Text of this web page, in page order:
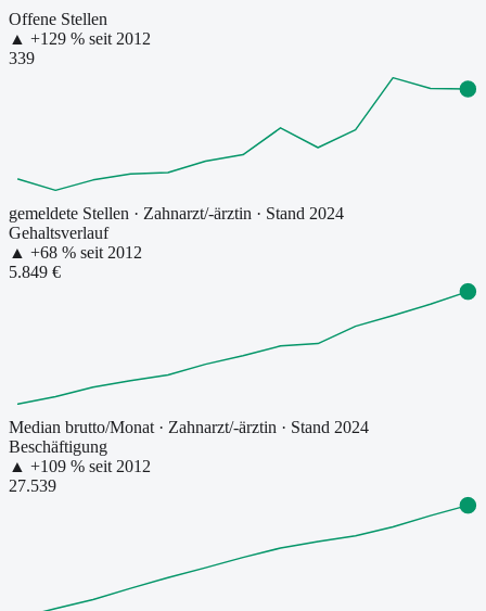
Offene Stellen
▲ +129 % seit 2012
339
gemeldete Stellen · Zahnarzt/-ärztin · Stand 2024
Gehaltsverlauf
▲ +68 % seit 2012
5.849 €
Median brutto/Monat · Zahnarzt/-ärztin · Stand 2024
Beschäftigung
▲ +109 % seit 2012
27.539